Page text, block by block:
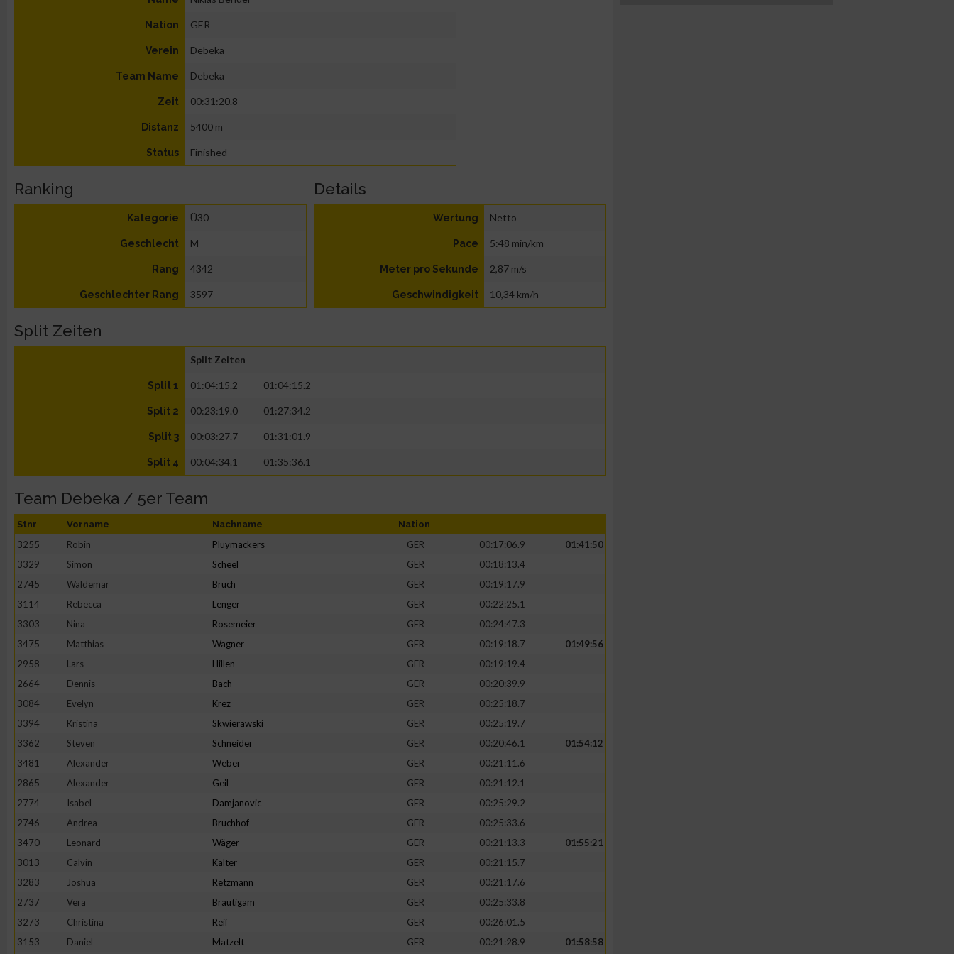
Nation GER
Verein Debeka
Team Name Debeka
Zeit 00:31:20.8
Distanz 5400 m
Status Finished
Ranking
Kategorie Ü30
Geschlecht M
Rang 4342
Geschlechter Rang 3597
Details
Wertung Netto
Pace 5:48 min/km
Meter pro Sekunde 2,87 m/s
Geschwindigkeit 10,34 km/h
Split Zeiten
Split Zeiten
Split 1 01:04:15.2 01:04:15.2
Split 2 00:23:19.0 01:27:34.2
Split 3 00:03:27.7 01:31:01.9
Split 4 00:04:34.1 01:35:36.1
Team Debeka / 5er Team
Stnr Vorname Nachname Nation
3255 Robin Pluymackers GER 00:17:06.9
01:41:50
3329
Simon Scheel GER
00:18:13.4
2745
Waldemar Bruch GER
00:19:17.9
3114
Rebecca Lenger GER
00:22:25.1
3303
Nina Rosemeier GER
00:24:47.3
3475
Matthias Wagner GER 00:19:18.7
01:49:56
2958
Lars Hillen GER
00:19:19.4
2664
Dennis Bach GER
00:20:39.9
3084
Evelyn Krez GER
00:25:18.7
3394
Kristina Skwierawski GER
00:25:19.7
3362
Steven Schneider GER 00:20:46.1
01:54:12
3481
Alexander Weber GER
00:21:11.6
2865
Alexander Geil GER
00:21:12.1
2774
Isabel Damjanovic GER
00:25:29.2
2746
Andrea Bruchhof GER
00:25:33.6
3470
Leonard Wäger GER 00:21:13.3
01:55:21
3013
Calvin Kalter GER
00:21:15.7
3283
Joshua Retzmann GER
00:21:17.6
2737
Vera Bräutigam GER
00:25:33.8
3273
Christina Reif GER
00:26:01.5
3153
Daniel Matzelt GER 00:21:28.9
01:58:58